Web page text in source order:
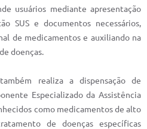
usuários mediante apresentação
SUS e documentos necessários,
de medicamentos e auxiliando na
doenças.
realiza a dispensação de
Especializado da Assistência
como medicamentos de alto
de doenças específicas